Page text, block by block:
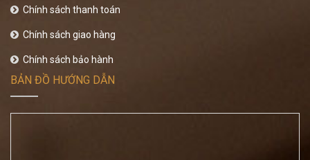
Chính sách thanh toán
Chính sách giao hàng
Chính sách bảo hành
BẢN ĐỒ HƯỚNG DẪN